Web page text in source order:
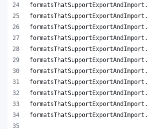
formatsThatSupportExportAndImport .
formatsThatSupportExportAndImport .
formatsThatSupportExportAndImport .
formatsThatSupportExportAndImport .
formatsThatSupportExportAndImport .
formatsThatSupportExportAndImport .
formatsThatSupportExportAndImport .
formatsThatSupportExportAndImport .
formatsThatSupportExportAndImport .
formatsThatSupportExportAndImport .
formatsThatSupportExportAndImport .